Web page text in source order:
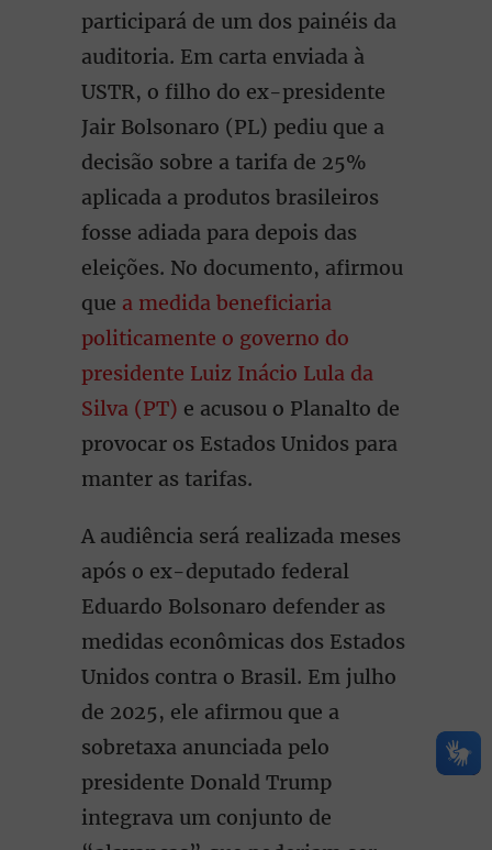
participará de um dos painéis da
auditoria. Em carta enviada à
USTR, o filho do ex-presidente
Jair Bolsonaro (PL) pediu que a
decisão sobre a tarifa de 25%
aplicada a produtos brasileiros
fosse adiada para depois das
eleições. No documento, afirmou
que a medida beneficiaria
politicamente o governo do
presidente Luiz Inácio Lula da
Silva (PT) e acusou o Planalto de
provocar os Estados Unidos para
manter as tarifas.
A audiência será realizada meses
após o ex-deputado federal
Eduardo Bolsonaro defender as
medidas econômicas dos Estados
Unidos contra o Brasil. Em julho
de 2025, ele afirmou que a
sobretaxa anunciada pelo
presidente Donald Trump
integrava um conjunto de